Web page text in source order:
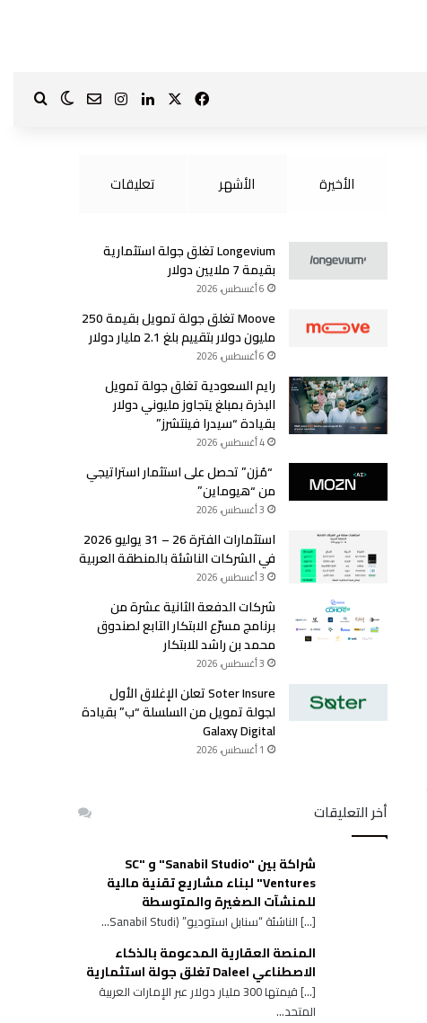
فيسبوك لينكدإنانستقرامالوضعبحث
الأخيرة الأشهر تعليقات
Longevium تغلق جولة استثمارية
بقيمة 7 ملايين دولار
6 أغسطس، 2026
Moove تغلق جولة تمويل بقيمة 250
مليون دولار بتقييم بلغ 2.1 مليار دولار
6 أغسطس، 2026
رايم السعودية تغلق جولة تمويل
البذرة بمبلغ يتجاوز مليوني دولار
بقيادة “سيدرا فينتشرز”
4 أغسطس، 2026
“مُزن” تحصل على استثمار استراتيجي
من “هيوماين”
3 أغسطس، 2026
استثمارات الفترة 26 – 31 يوليو 2026
في الشركات الناشئة بالمنطقة العربية
3 أغسطس، 2026
شركات الدفعة الثانية عشرة من
برنامج مسرّع الابتكار التابع لصندوق
محمد بن راشد للابتكار
3 أغسطس، 2026
Soter Insure تعلن الإغلاق الأول
لجولة تمويل من السلسلة “ب” بقيادة
Galaxy Digital
1 أغسطس، 2026
أخر التعليقات
شراكة بين "Sanabil Studio" و "SC
Ventures" لبناء مشاريع تقنية مالية
للمنشآت الصغيرة والمتوسطة
[…] الناشئة “سنابل استوديو” (Sanabil Studi...
المنصة العقارية المدعومة بالذكاء
الاصطناعي Daleel تغلق جولة استثمارية
[…] قيمتها 300 مليار دولار عبر الإمارات العربية
المتحد...